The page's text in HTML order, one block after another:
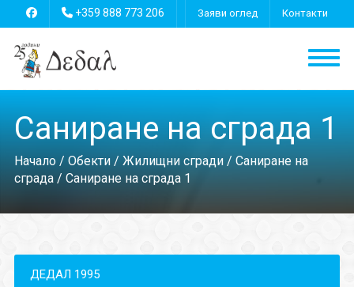
+359 888 773 206 Заяви оглед Контакти
Саниране на сграда 1
Начало/ Обекти/ Жилищни сгради/ Саниране на
сграда/ Саниране на сграда 1
ДЕДАЛ 1995